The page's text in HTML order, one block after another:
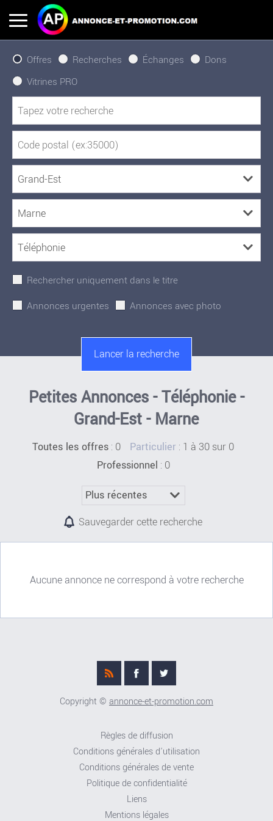
Offres Recherches Échanges
Dons
Vitrines PRO
Rechercher uniquement dans le titre
Annonces urgentes
Annonces avec photo
Petites Annonces - Téléphonie -
Grand-Est - Marne
Toutes les offres : 0 Particulier : 1 à 30 sur 0
Professionnel : 0
Sauvegarder cette recherche
Aucune annonce ne correspond à votre recherche
Copyright © annonce-et-promotion.com
Règles de diffusion
Conditions générales d'utilisation
Conditions générales de vente
Politique de confidentialité
Liens
Mentions légales